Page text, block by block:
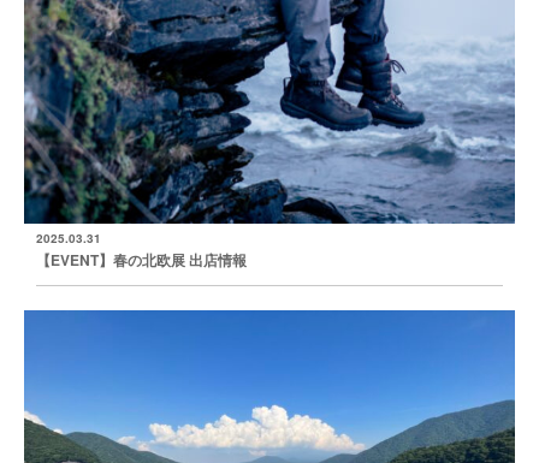
2025.03.31
【EVENT】春の北欧展 出店情報